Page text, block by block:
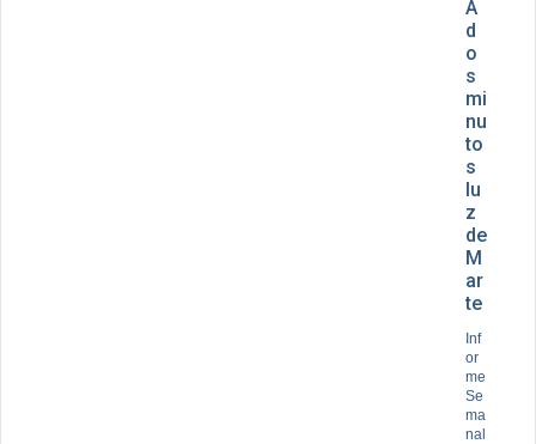
A
d
o
s
mi
nu
to
s
lu
z
de
M
ar
te
Inf
or
me
Se
ma
nal